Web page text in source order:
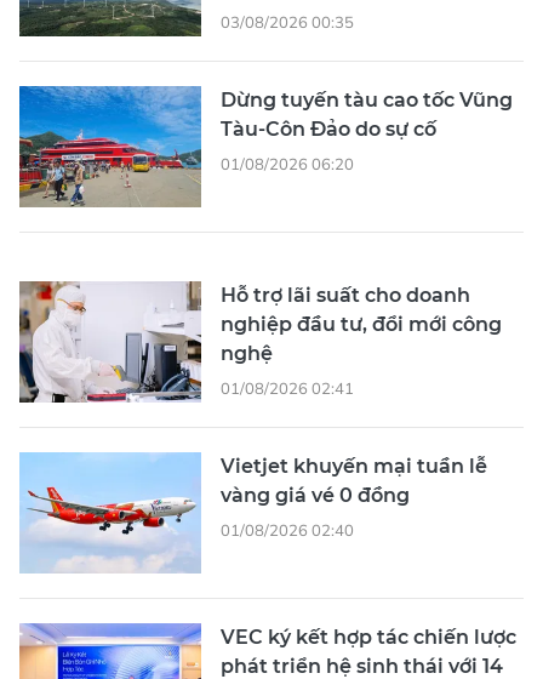
03/08/2026 00:35
Dừng tuyến tàu cao tốc Vũng
Tàu-Côn Đảo do sự cố
01/08/2026 06:20
Hỗ trợ lãi suất cho doanh
nghiệp đầu tư, đổi mới công
nghệ
01/08/2026 02:41
Vietjet khuyến mại tuần lễ
vàng giá vé 0 đồng
01/08/2026 02:40
VEC ký kết hợp tác chiến lược
phát triển hệ sinh thái với 14